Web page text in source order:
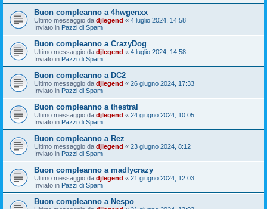
Buon compleanno a 4hwgenxx
Ultimo messaggio da djlegend « 4 luglio 2024, 14:58
Inviato in Pazzi di Spam
Buon compleanno a CrazyDog
Ultimo messaggio da djlegend « 4 luglio 2024, 14:58
Inviato in Pazzi di Spam
Buon compleanno a DC2
Ultimo messaggio da djlegend « 26 giugno 2024, 17:33
Inviato in Pazzi di Spam
Buon compleanno a thestral
Ultimo messaggio da djlegend « 24 giugno 2024, 10:05
Inviato in Pazzi di Spam
Buon compleanno a Rez
Ultimo messaggio da djlegend « 23 giugno 2024, 8:12
Inviato in Pazzi di Spam
Buon compleanno a madlycrazy
Ultimo messaggio da djlegend « 21 giugno 2024, 12:03
Inviato in Pazzi di Spam
Buon compleanno a Nespo